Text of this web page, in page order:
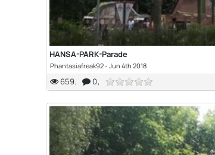
HANSA-PARK-Parade
Phantasiafreak92-Jun 4th 2018
659 0